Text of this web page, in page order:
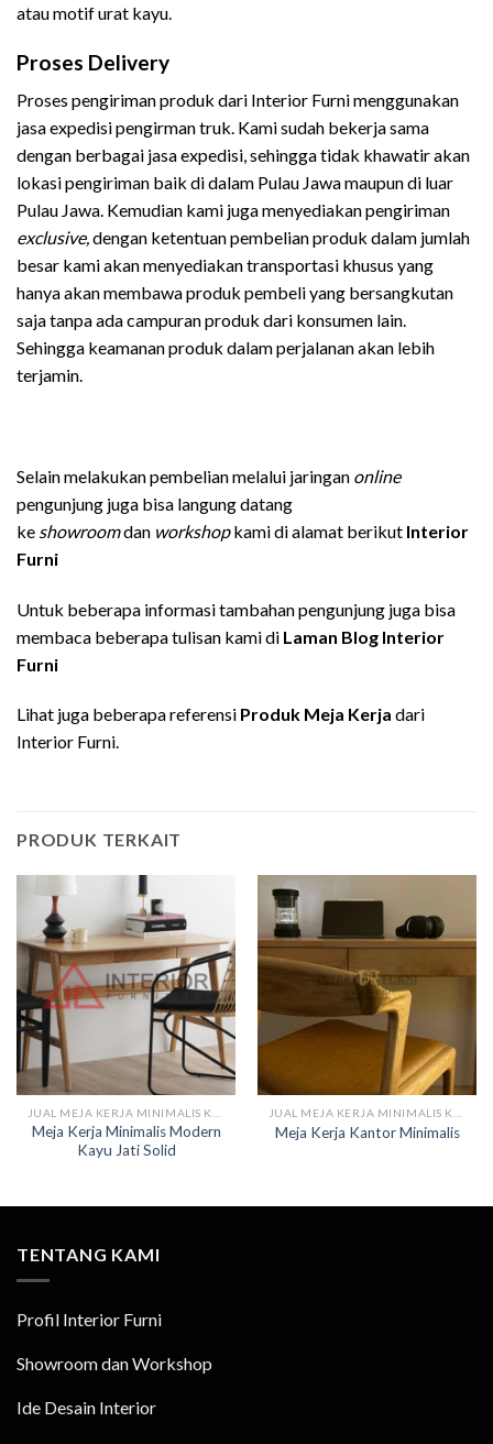
atau motif urat kayu.
Proses Delivery
Proses pengiriman produk dari Interior Furni menggunakan
jasa expedisi pengirman truk. Kami sudah bekerja sama
dengan berbagai jasa expedisi, sehingga tidak khawatir akan
lokasi pengiriman baik di dalam Pulau Jawa maupun di luar
Pulau Jawa. Kemudian kami juga menyediakan pengiriman
exclusive,dengan ketentuan pembelian produk dalam jumlah
besar kami akan menyediakan transportasi khusus yang
hanya akan membawa produk pembeli yang bersangkutan
saja tanpa ada campuran produk dari konsumen lain.
Sehingga keamanan produk dalam perjalanan akan lebih
terjamin.
Selain melakukan pembelian melalui jaringan online
pengunjung juga bisa langung datang
ke showroomdan workshopkami di alamat berikut Interior
Furni
Untuk beberapa informasi tambahan pengunjung juga bisa
membaca beberapa tulisan kami di Laman Blog Interior
Furni
Lihat juga beberapa referensi Produk Meja Kerja dari
Interior Furni.
PRODUK TERKAIT
Meja Kerja Minimalis Modern
Kayu Jati Solid
Meja Kerja Kantor Minimalis
TENTANG KAMI
Profil Interior Furni
Showroom dan Workshop
Ide Desain Interior